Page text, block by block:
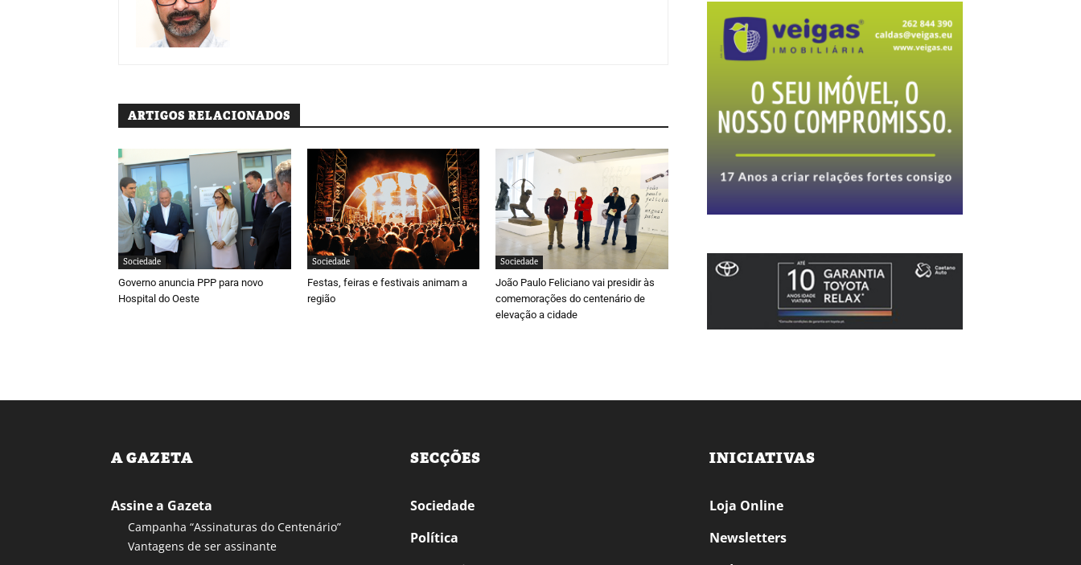
ARTIGOS RELACIONADOS
Sociedade
Governo anuncia PPP para novo
Hospital do Oeste
Sociedade
Festas, feiras e festivais animam a
região
Sociedade
João Paulo Feliciano vai presidir às
comemorações do centenário de
elevação a cidade
A GAZETA
Assine a Gazeta
Campanha “Assinaturas do Centenário”
Vantagens de ser assinante
SECÇÕES
Sociedade
Política
INICIATIVAS
Loja Online
Newsletters